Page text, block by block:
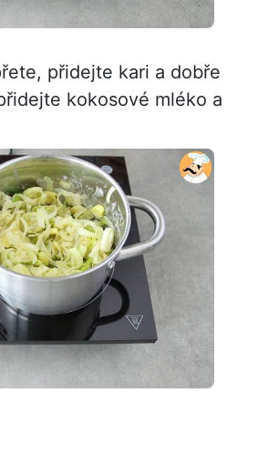
přidejte kari a dobře
kokosové mléko a